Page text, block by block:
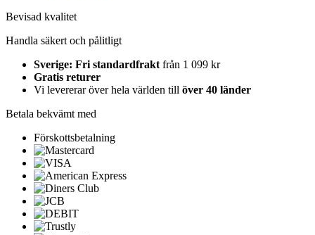
Bevisad kvalitet
Handla säkert och pålitligt
Sverige: Fri standardfrakt från 1 099 kr
Gratis returer
Vi levererar över hela världen till över 40 länder
Betala bekvämt med
Förskottsbetalning